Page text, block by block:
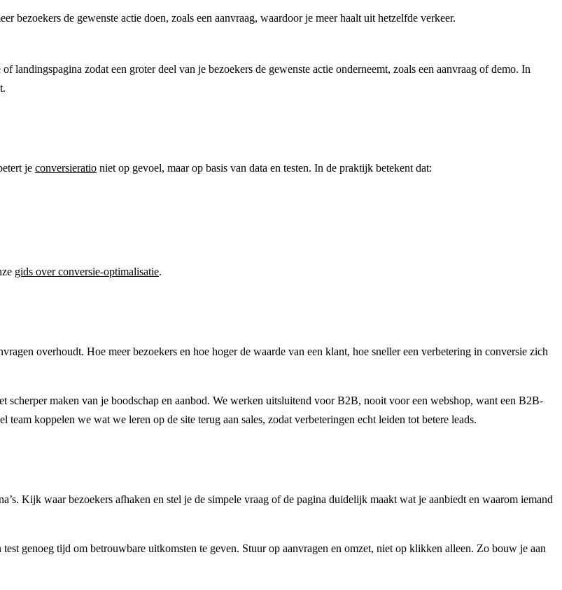
bezoekers de gewenste actie doen, zoals een aanvraag, waardoor je meer haalt uit hetzelfde verkeer.
zodat een groter deel van je bezoekers de gewenste actie onderneemt, zoals een aanvraag of demo. In
je conversieratio niet op gevoel, maar op basis van data en testen. In de praktijk betekent dat:
gids over conversie-optimalisatie.
overhoudt. Hoe meer bezoekers en hoe hoger de waarde van een klant, hoe sneller een verbetering in conversie zich
maken van je boodschap en aanbod. We werken uitsluitend voor B2B, nooit voor een webshop, want een B2B-
koppelen we wat we leren op de site terug aan sales, zodat verbeteringen echt leiden tot betere leads.
Kijk waar bezoekers afhaken en stel je de simpele vraag of de pagina duidelijk maakt wat je aanbiedt en waarom iemand
genoeg tijd om betrouwbare uitkomsten te geven. Stuur op aanvragen en omzet, niet op klikken alleen. Zo bouw je aan